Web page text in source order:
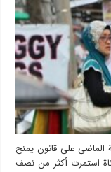
الماضی على قانون يمنح
استمرت أكثر من نصف